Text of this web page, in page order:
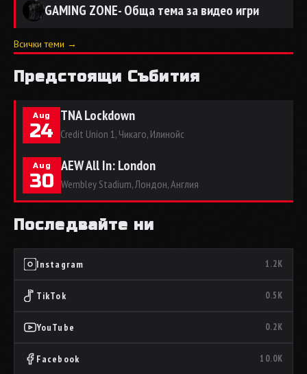
GAMING ZONE- Обща тема за видео игри
Всички теми →
Предстоящи Събития
Aug
24
TNA Lockdown
Credit Union 1, Чикаго, Илинойс
Aug
30
AEW All In: London
Wembley Stadium, Лондон, Англия
Последвайте ни
Instagram 1.2K
TikTok 0.5K
YouTube 0.2K
Facebook 10.0K